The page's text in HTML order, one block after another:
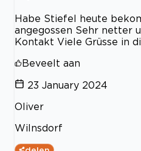
Habe Stiefel heute
angegossen Sehr netter
Kontakt Viele Grüsse in
Beveelt aan
23 January 2024
Oliver
Wilnsdorf